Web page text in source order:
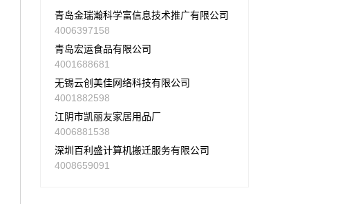
青岛金瑞瀚科学富信息技术推广有限公司
4006397158
青岛宏运食品有限公司
4001688681
无锡云创美佳网络科技有限公司
4001882598
江阴市凯丽友家居用品厂
4006881538
深圳百利盛计算机搬迁服务有限公司
4008659091